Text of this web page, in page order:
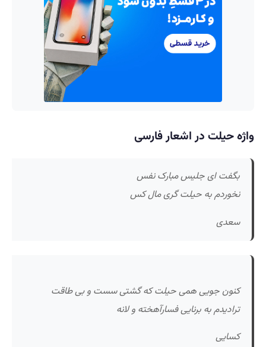
واژه حیلت در اشعار فارسی
بگفت ای جلیس مبارک نفس
نخوردم به حیلت گری مال کس
سعدی
کنون جویی همی حیلت که گشتی سست و بی طاقت
ترادیدم به برنایی فسارآهخته و لانه
کسایی